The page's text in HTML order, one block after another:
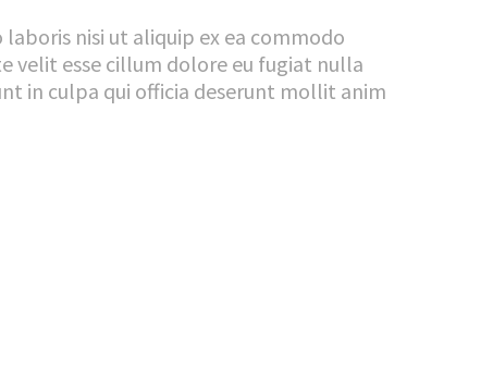
nisi ut aliquip ex ea commodo
velit esse cillum dolore eu fugiat nulla
in culpa qui officia deserunt mollit anim